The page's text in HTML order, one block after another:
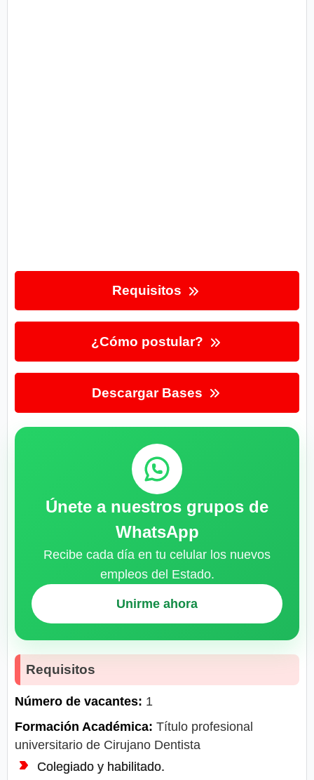
Requisitos
¿Cómo postular?
Descargar Bases
Únete a nuestros grupos de
WhatsApp
Recibe cada día en tu celular los nuevos
empleos del Estado.
Unirme ahora
Requisitos
Número de vacantes: 1
Formación Académica: Título profesional
universitario de Cirujano Dentista
Colegiado y habilitado.